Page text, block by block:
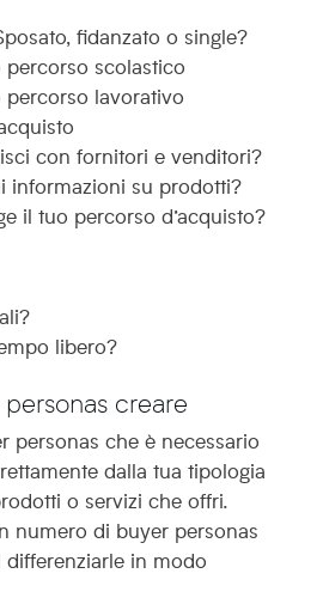
fidanzato o single?
scolastico
percorso lavorativo
con fornitori e venditori?
informazioni su prodotti?
il tuo percorso d’acquisto?
libero?
creare
personas che è necessario
dalla tua tipologia
o servizi che offri.
numero di buyer personas
in modo